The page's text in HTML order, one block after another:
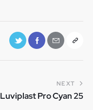
NEXT
Luviplast Pro Cyan 25